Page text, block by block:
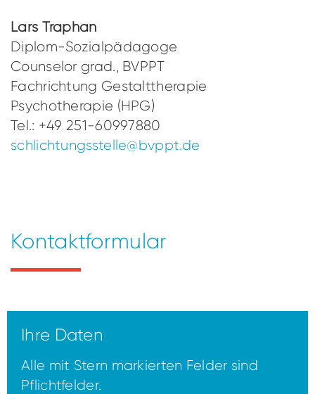
Lars Traphan
Diplom-Sozialpädagoge
Counselor grad., BVPPT
Fachrichtung Gestalttherapie
Psychotherapie (HPG)
Tel.: +49 251-60997880
schlichtungsstelle@bvppt.de
Kontaktformular
Ihre Daten
Alle mit Stern markierten Felder sind
Pflichtfelder.